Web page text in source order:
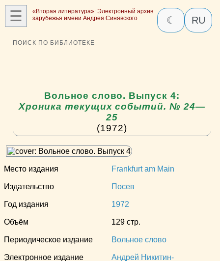
☰
«Вторая литература»: Электронный архив
зарубежья имени Андрея Синявского
☾ RU
ПОИСК ПО БИБЛИОТЕКЕ
Вольное слово. Выпуск 4:
Хроника текущих событий. № 24—
25
(1972)
Место издания Frankfurt am Main
Издательство Посев
Год издания 1972
Объём 129 стр.
Периодическое издание Вольное слово
Электронное издание
Андрей Никитин-